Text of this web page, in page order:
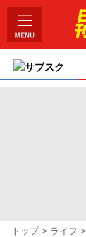
サブスク
トップ ライフ